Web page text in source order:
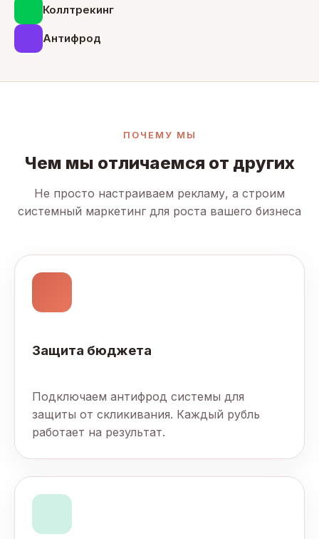
Коллтрекинг
Антифрод
ПОЧЕМУ МЫ
Чем мы отличаемся от других
Не просто настраиваем рекламу, а строим
системный маркетинг для роста вашего бизнеса
Защита бюджета
Подключаем антифрод системы для
защиты от скликивания. Каждый рубль
работает на результат.